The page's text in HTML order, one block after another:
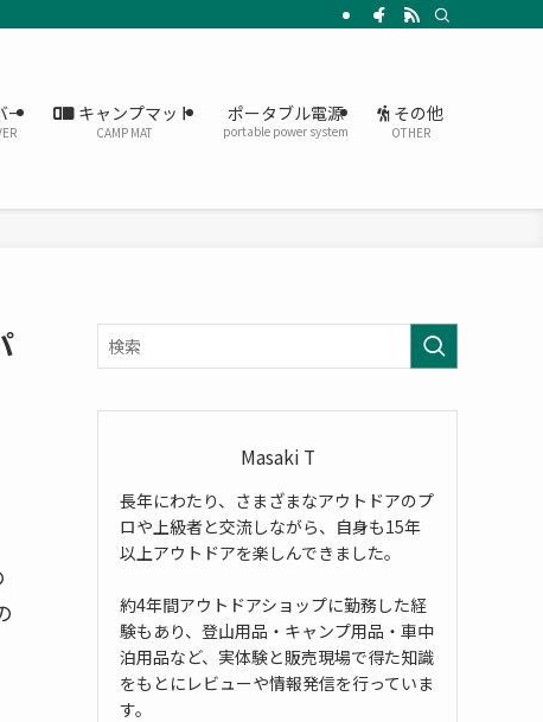
ー キャンプマット
CAMP MAT
ポータブル電源
portable power system
その他
OTHER
Masaki T
長年にわたり、さまざまなアウトドアのプ
ロや上級者と交流しながら、自身も15年
以上アウトドアを楽しんできました。
約4年間アウトドアショップに勤務した経
験もあり、登山用品・キャンプ用品・車中
泊用品など、実体験と販売現場で得た知識
をもとにレビューや情報発信を行っていま
す。